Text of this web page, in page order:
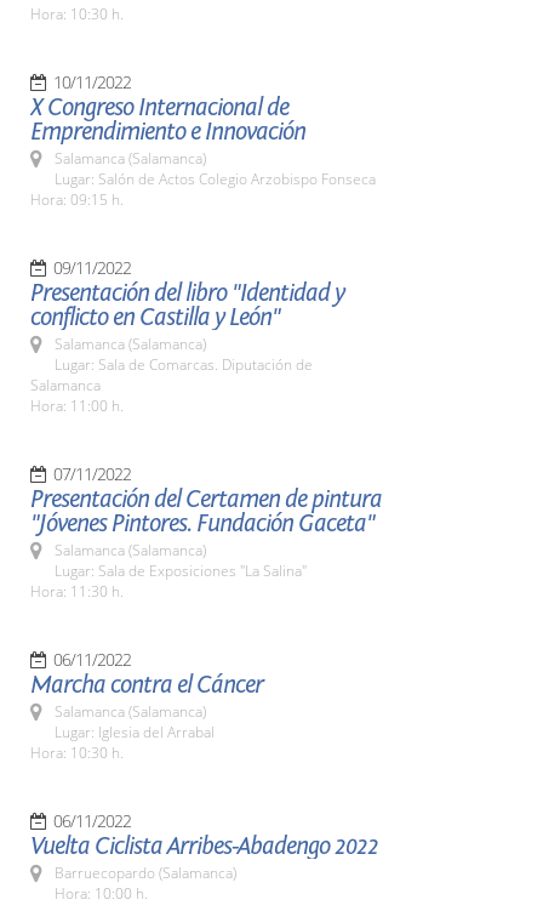
Hora: 10:30 h.
10/11/2022
X Congreso Internacional de
Emprendimiento e Innovación
Salamanca (Salamanca)
Lugar: Salón de Actos Colegio Arzobispo Fonseca
Hora: 09:15 h.
09/11/2022
Presentación del libro "Identidad y
conflicto en Castilla y León"
Salamanca (Salamanca)
Lugar: Sala de Comarcas. Diputación de
Salamanca
Hora: 11:00 h.
07/11/2022
Presentación del Certamen de pintura
"Jóvenes Pintores. Fundación Gaceta"
Salamanca (Salamanca)
Lugar: Sala de Exposiciones "La Salina"
Hora: 11:30 h.
06/11/2022
Marcha contra el Cáncer
Salamanca (Salamanca)
Lugar: Iglesia del Arrabal
Hora: 10:30 h.
06/11/2022
Vuelta Ciclista Arribes-Abadengo 2022
Barruecopardo (Salamanca)
Hora: 10:00 h.